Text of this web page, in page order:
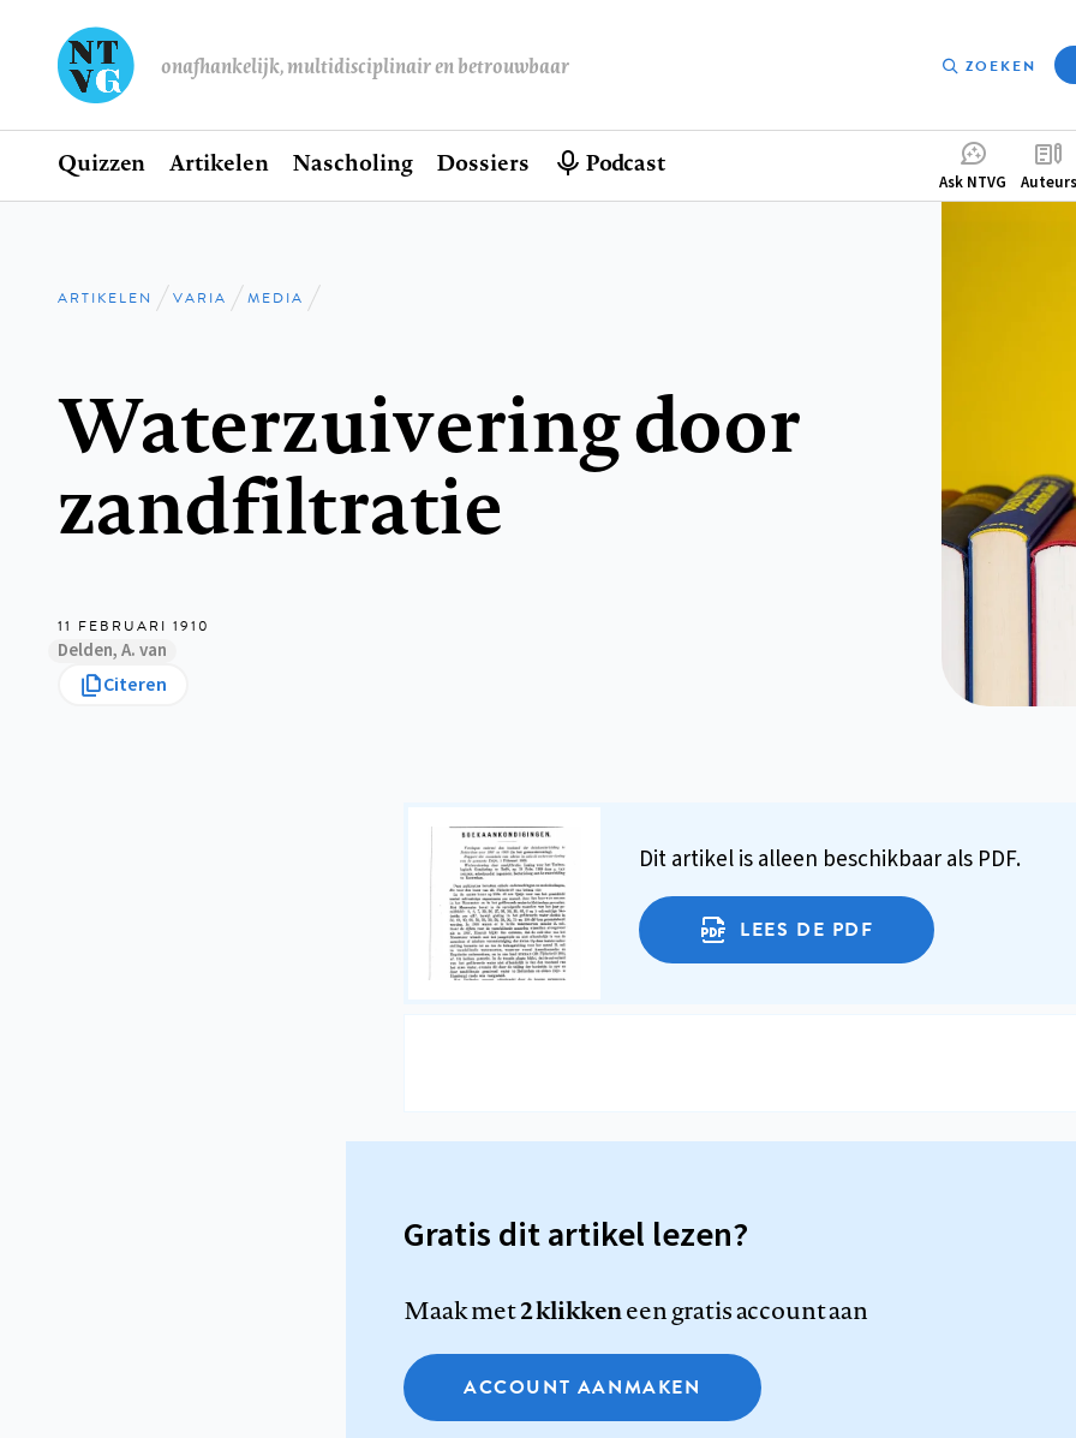
onafhankelijk, multidisciplinair en betrouwbaar ZOEKEN
Hoofdnavigatie
Home
Quizzen Artikelen Nascholing Dossiers Podcast
Ask NTVG Auteurs
Kruimelpad
ARTIKELEN VARIA MEDIA
Waterzuivering door
zandfiltratie
11 FEBRUARI 1910
Delden, A. van
Citeren
Dit artikel is alleen beschikbaar als PDF.
LEES DE PDF
Gratis dit artikel lezen?
Maak met2 klikkeneen gratis account aan
ACCOUNT AANMAKEN